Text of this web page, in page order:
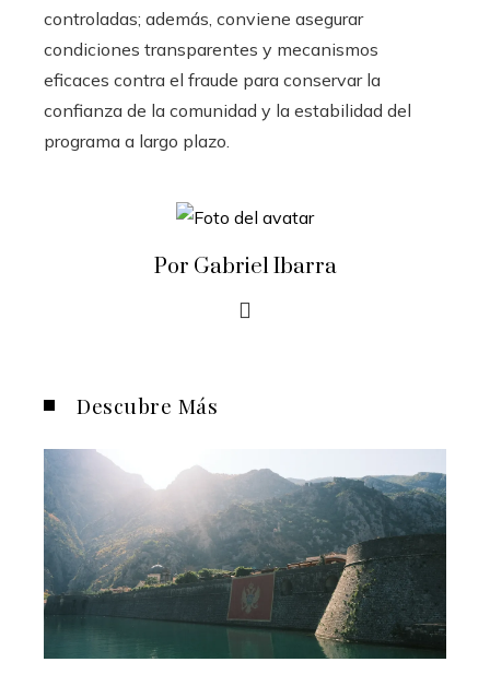
controladas; además, conviene asegurar
condiciones transparentes y mecanismos
eficaces contra el fraude para conservar la
confianza de la comunidad y la estabilidad del
programa a largo plazo.
Por Gabriel Ibarra
Descubre Más